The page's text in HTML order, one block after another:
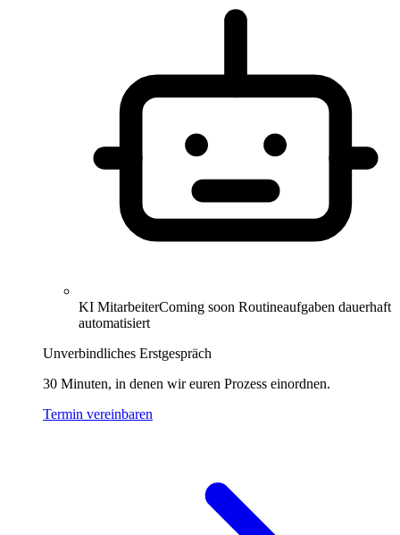
KI MitarbeiterComing soon Routineaufgaben dauerhaft
automatisiert
Unverbindliches Erstgespräch
30 Minuten, in denen wir euren Prozess einordnen.
Termin vereinbaren